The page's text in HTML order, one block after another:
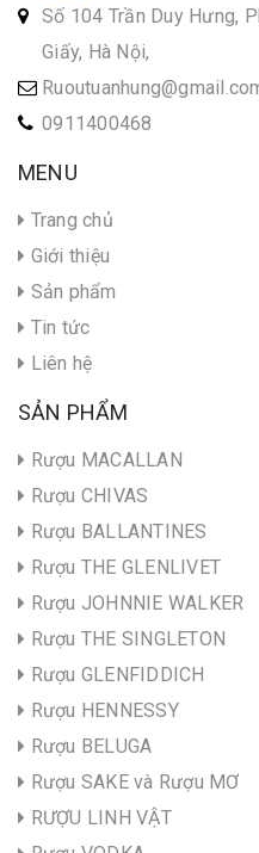
Số 104 Trần Duy Hưng,
Giấy, Hà Nội,
0911400468
MENU
Trang chủ
Giới thiệu
Sản phẩm
Tin tức
Liên hệ
SẢN PHẨM
Rượu MACALLAN
Rượu CHIVAS
Rượu BALLANTINES
Rượu THE GLENLIVET
Rượu JOHNNIE WALKER
Rượu THE SINGLETON
Rượu GLENFIDDICH
Rượu HENNESSY
Rượu BELUGA
Rượu SAKE và Rượu MƠ
RƯỢU LINH VẬT